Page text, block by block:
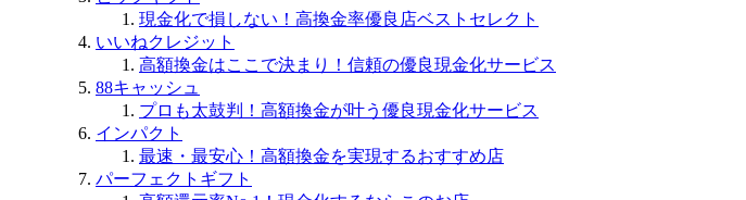
現金化で損しない！高換金率優良店ベストセレクト
いいねクレジット
高額換金はここで決まり！信頼の優良現金化サービス
88キャッシュ
プロも太鼓判！高額換金が叶う優良現金化サービス
インパクト
最速・最安心！高額換金を実現するおすすめ店
パーフェクトギフト